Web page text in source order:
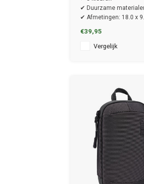
✔ Duurzame
✔ Afmetingen: 18.0 x
€39,95
Vergelijk